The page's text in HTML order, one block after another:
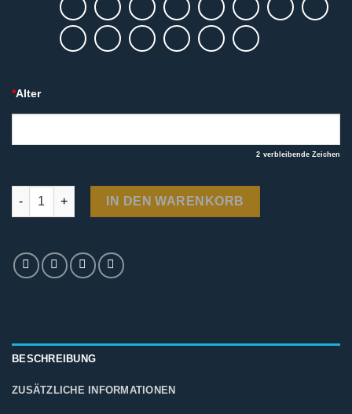
*Alter
2 verbleibende Zeichen
T-Shirt - Limited Edition von Oma Plott Menge
IN DEN WARENKORB
BESCHREIBUNG
ZUSÄTZLICHE INFORMATIONEN